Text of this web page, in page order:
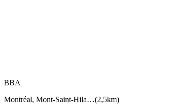
BBA
Montréal, Mont-Saint-Hila…(2,5km)